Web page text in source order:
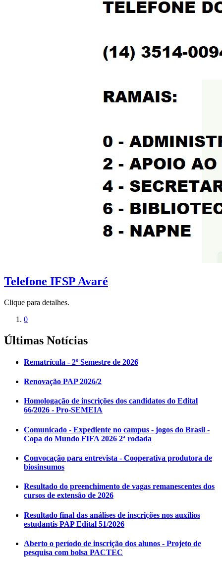
Telefone IFSP Avaré
Clique para detalhes.
0
Últimas Notícias
Rematrícula - 2º Semestre de 2026
Renovação PAP 2026/2
Homologação de inscrições dos candidatos do Edital
66/2026 - Pro-SEMEIA
Comunicado - Expediente no campus - jogos do Brasil -
Copa do Mundo FIFA 2026 2ª rodada
Convocação para entrevista - Cooperativa produtora de
biosinsumos
Resultado do preenchimento de vagas remanescentes dos
cursos de extensão de 2026
Resultado final das análises de inscrições nos auxílios
estudantis PAP Edital 51/2026
Aberto o período de inscrição dos alunos - Projeto de
pesquisa com bolsa PACTEC